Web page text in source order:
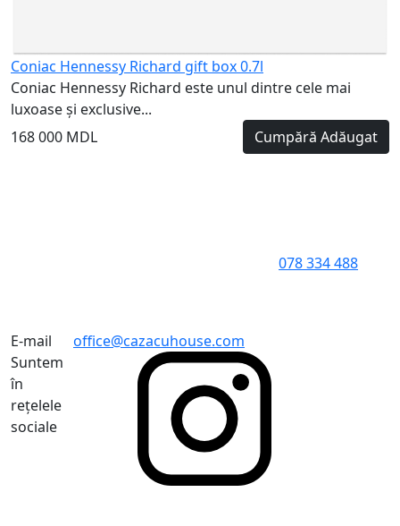
Coniac Hennessy Richard gift box 0.7l
Coniac Hennessy Richard este unul dintre cele mai
luxoase și exclusive...
168 000 MDL
Cumpără Adăugat
078 334 488
E-mail
office@cazacuhouse.com
Suntem
în
rețelele
sociale